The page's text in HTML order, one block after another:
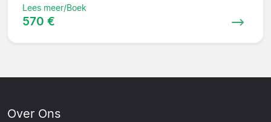
Lees meer/Boek
570 €
Over Ons